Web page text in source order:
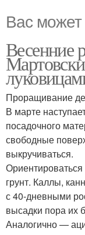
Вас может
Весенние
Проращивание
В марте
посадочного
свободные
выкручиваться.
грунт. Каллы,
с 40-дневными
высадки пора их
Аналогично —